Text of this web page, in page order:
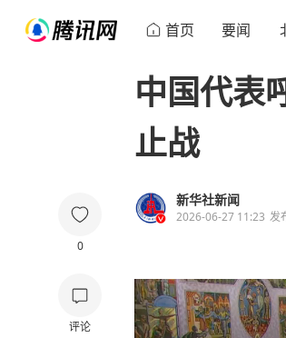
首页 要闻
0
评论
中国代表
止战
新华社新闻
2026-06-27 11:23 发